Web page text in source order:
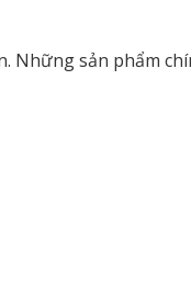
Những sản phẩm